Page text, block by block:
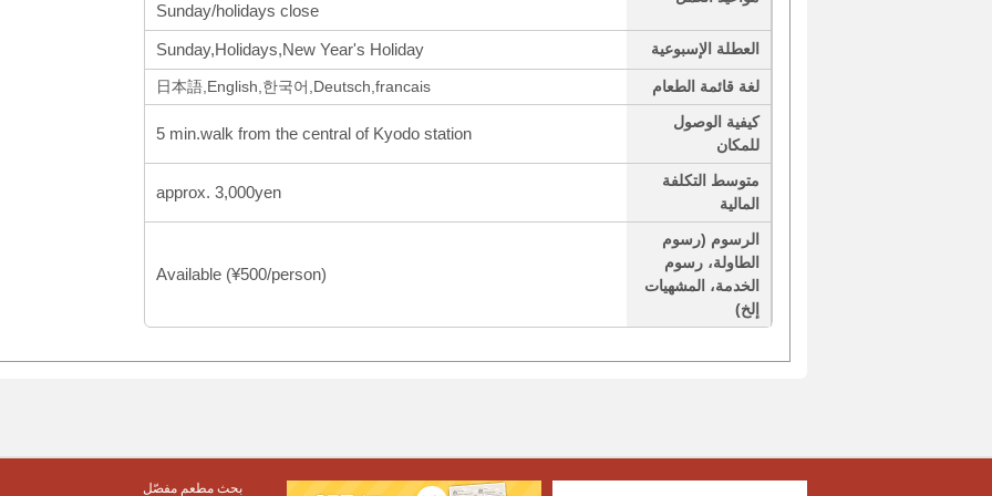
Sunday/holidays close
العطلة الإسبوعية Sunday,Holidays,New Year's Holiday
لغة قائمة الطعام 日本語,English,한국어,Deutsch,francais
كيفية الوصول
للمكان
5 min.walk from the central of Kyodo station
متوسط التكلفة
المالية
approx. 3,000yen
الرسوم (رسوم
الطاولة، رسوم
الخدمة، المشهيات
إلخ)
Available (¥500/person)
بحث مطعم مفصّل